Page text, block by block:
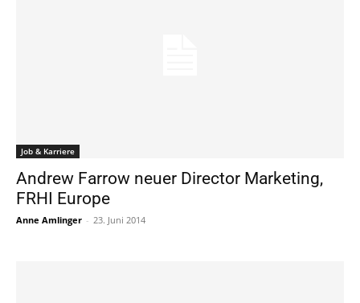
Job & Karriere
Andrew Farrow neuer Director Marketing,
FRHI Europe
Anne Amlinger - 23. Juni 2014